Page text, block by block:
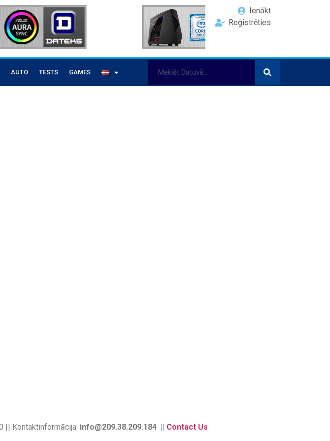
Ienākt
Reģistrēties
AUTO TESTS GAMES
|| Kontaktinformācija: info@209.38.209.184 || Contact Us